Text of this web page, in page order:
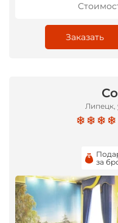
Заказать
Липецк,
за